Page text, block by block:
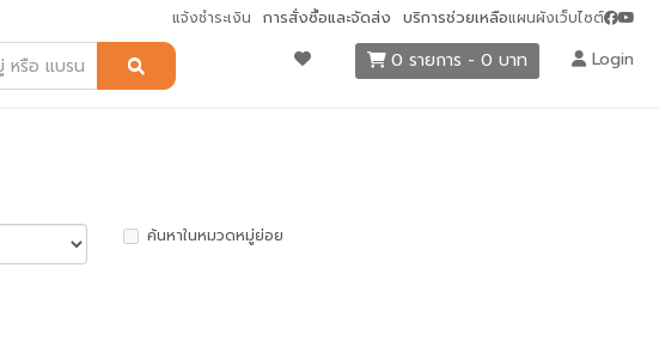
แจ้งชำระเงิน การสั่งซื้อและจัดส่ง บริการช่วยเหลือแผนผังเว็บไซต์
0 รายการ - 0 บาท Login
ค้นหาในหมวดหมู่ย่อย